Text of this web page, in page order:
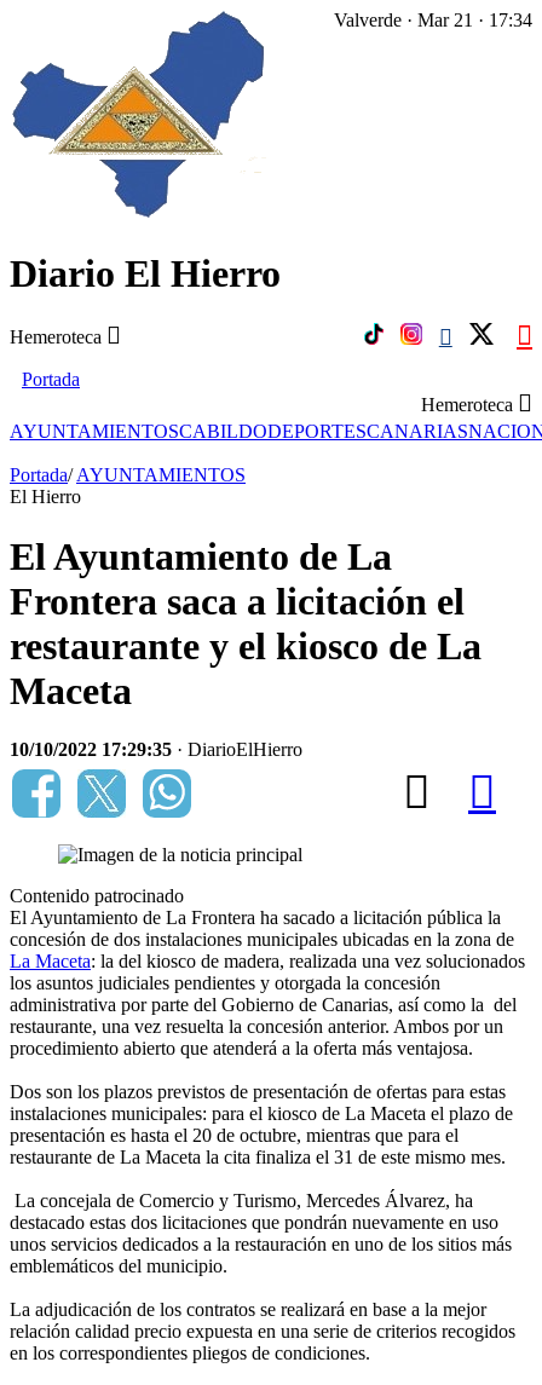
Diario El Hierro
Hemeroteca
Valverde · Mar 21 · 17:34
Portada
Hemeroteca
AYUNTAMIENTOSCABILDODEPORTESCANARIAS
Portada/AYUNTAMIENTOS
El Hierro
El Ayuntamiento de La
Frontera saca a licitación el
restaurante y el kiosco de La
Maceta
10/10/2022 17:29:35 · DiarioElHierro
Contenido patrocinado
El Ayuntamiento de La Frontera ha sacado a licitación pública la
concesión de dos instalaciones municipales ubicadas en la zona de
La Maceta: la del kiosco de madera, realizada una vez solucionados
los asuntos judiciales pendientes y otorgada la concesión
administrativa por parte del Gobierno de Canarias, así como la del
restaurante, una vez resuelta la concesión anterior. Ambos por un
procedimiento abierto que atenderá a la oferta más ventajosa.
Dos son los plazos previstos de presentación de ofertas para estas
instalaciones municipales: para el kiosco de La Maceta el plazo de
presentación es hasta el 20 de octubre, mientras que para el
restaurante de La Maceta la cita finaliza el 31 de este mismo mes.
La concejala de Comercio y Turismo, Mercedes Álvarez, ha
destacado estas dos licitaciones que pondrán nuevamente en uso
unos servicios dedicados a la restauración en uno de los sitios más
emblemáticos del municipio.
La adjudicación de los contratos se realizará en base a la mejor
relación calidad precio expuesta en una serie de criterios recogidos
en los correspondientes pliegos de condiciones.